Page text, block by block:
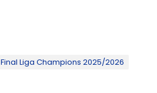
Final Liga Champions 2025/2026